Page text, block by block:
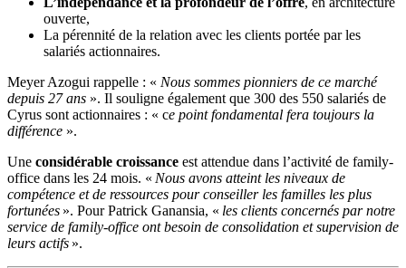
ouverte,
La pérennité de la relation avec les clients portée par les
salariés actionnaires.
Meyer Azogui rappelle : « Nous sommes pionniers de ce marché
depuis 27 ans ». Il souligne également que 300 des 550 salariés de
Cyrus sont actionnaires : « ce point fondamental fera toujours la
différence ».
Une considérable croissance est attendue dans l’activité de family-
office dans les 24 mois. « Nous avons atteint les niveaux de
compétence et de ressources pour conseiller les familles les plus
fortunées ». Pour Patrick Ganansia, « les clients concernés par notre
service de family-office ont besoin de consolidation et supervision de
leurs actifs ».